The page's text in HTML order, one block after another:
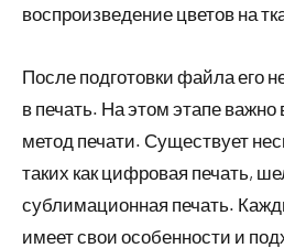
воспроизведение цветов на
После подготовки файла его
в печать. На этом этапе
метод печати. Существует
таких как цифровая печать,
сублимационная печать.
имеет свои особенности и